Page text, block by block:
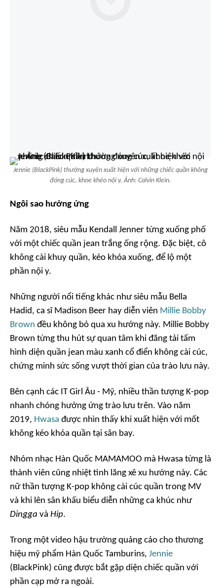
Jennie (BlackPink) thường xuyên xuất hiện với những chiếc quần không
đóng cúc, khoe khéo nội y. Ảnh: Calvin Klein.
Ngôi sao hưởng ứng
Năm 2018, siêu mẫu Kendall Jenner từng xuống phố
với một chiếc quần jean trắng ống rộng. Đặc biệt, cô
không cài khuy quần, kéo khóa xuống, để lộ một
phần nội y.
Những người nổi tiếng khác như siêu mẫu Bella
Hadid, ca sĩ Madison Beer hay diễn viên Millie Bobby
Brown đều không bỏ qua xu hướng này. Millie Bobby
Brown từng thu hút sự quan tâm khi đăng tải tấm
hình diện quần jean màu xanh cổ điển không cài cúc,
chứng minh sức sống vượt thời gian của trào lưu này.
Bên cạnh các IT Girl Âu - Mỹ, nhiều thần tượng K-pop
nhanh chóng hưởng ứng trào lưu trên. Vào năm
2019, Hwasa được nhìn thấy khi xuất hiện với mốt
không kéo khóa quần tại sân bay.
Nhóm nhạc Hàn Quốc MAMAMOO mà Hwasa từng là
thành viên cũng nhiệt tình lăng xê xu hướng này. Các
nữ thần tượng K-pop không cài cúc quần trong MV
và khi lên sân khấu biểu diễn những ca khúc như
Dingga và Hip.
Trong một video hậu trường quảng cáo cho thương
hiệu mỹ phẩm Hàn Quốc Tamburins, Jennie
(BlackPink) cũng được bắt gặp diện chiếc quần với
phần cạp mở ra ngoài.